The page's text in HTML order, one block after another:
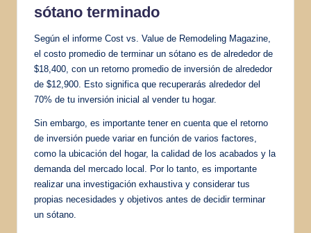
sótano terminado
Según el informe Cost vs. Value de Remodeling Magazine,
el costo promedio de terminar un sótano es de alrededor de
$18,400, con un retorno promedio de inversión de alrededor
de $12,900. Esto significa que recuperarás alrededor del
70% de tu inversión inicial al vender tu hogar.
Sin embargo, es importante tener en cuenta que el retorno
de inversión puede variar en función de varios factores,
como la ubicación del hogar, la calidad de los acabados y la
demanda del mercado local. Por lo tanto, es importante
realizar una investigación exhaustiva y considerar tus
propias necesidades y objetivos antes de decidir terminar
un sótano.